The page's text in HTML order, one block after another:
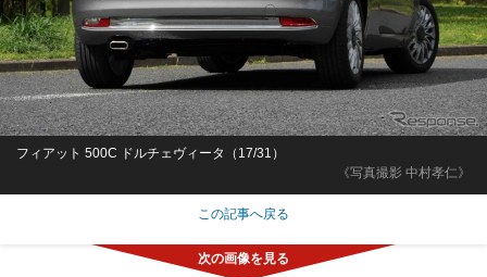
《写真撮影 中村孝仁》
フィアット 500C ドルチェヴィータ（17/31）
この記事へ戻る